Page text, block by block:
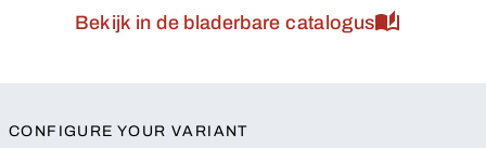
Bekijk in de bladerbare catalogus
CONFIGURE YOUR VARIANT